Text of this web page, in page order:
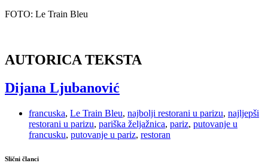
FOTO: Le Train Bleu
AUTORICA TEKSTA
Dijana Ljubanović
francuska, Le Train Bleu, najbolji restorani u parizu, najljepši
restorani u parizu, pariška željažnica, pariz, putovanje u
francusku, putovanje u pariz, restoran
Slični članci